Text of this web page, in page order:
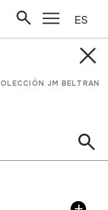
JM BELTRAN
ES